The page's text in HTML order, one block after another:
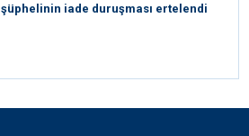
şüphelinin iade duruşması ertelendi